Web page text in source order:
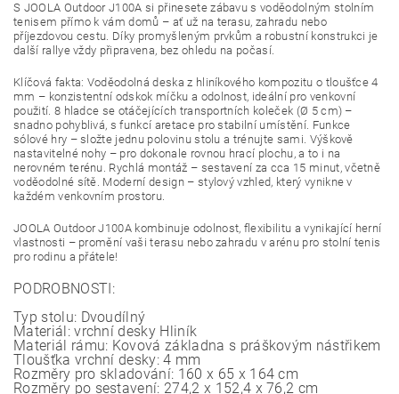
S JOOLA Outdoor J100A si přinesete zábavu s voděodolným stolním
tenisem přímo k vám domů – ať už na terasu, zahradu nebo
příjezdovou cestu. Díky promyšleným prvkům a robustní konstrukci je
další rallye vždy připravena, bez ohledu na počasí.
Klíčová fakta: Voděodolná deska z hliníkového kompozitu o tloušťce 4
mm – konzistentní odskok míčku a odolnost, ideální pro venkovní
použití. 8 hladce se otáčejících transportních koleček (Ø 5 cm) –
snadno pohyblivá, s funkcí aretace pro stabilní umístění. Funkce
sólové hry – složte jednu polovinu stolu a trénujte sami. Výškově
nastavitelné nohy – pro dokonale rovnou hrací plochu, a to i na
nerovném terénu. Rychlá montáž – sestavení za cca 15 minut, včetně
voděodolné sítě. Moderní design – stylový vzhled, který vynikne v
každém venkovním prostoru.
JOOLA Outdoor J100A kombinuje odolnost, flexibilitu a vynikající herní
vlastnosti – promění vaši terasu nebo zahradu v arénu pro stolní tenis
pro rodinu a přátele!
PODROBNOSTI:
Typ stolu: Dvoudílný
Materiál: vrchní desky Hliník
Materiál rámu: Kovová základna s práškovým nástřikem
Tloušťka vrchní desky: 4 mm
Rozměry pro skladování: 160 x 65 x 164 cm
Rozměry po sestavení: 274,2 x 152,4 x 76,2 cm